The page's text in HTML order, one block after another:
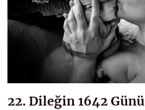
22. Dileğin 1642 Günü